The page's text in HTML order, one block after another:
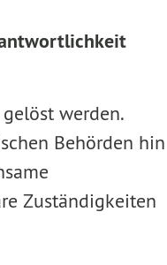
werden.
Behörden hin
Zuständigkeiten